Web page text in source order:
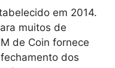
em 2014.
muitos de
de Coin fornece
dos